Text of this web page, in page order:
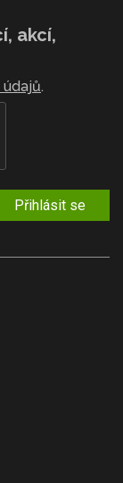
akcí,
údajů.
Přihlásit se